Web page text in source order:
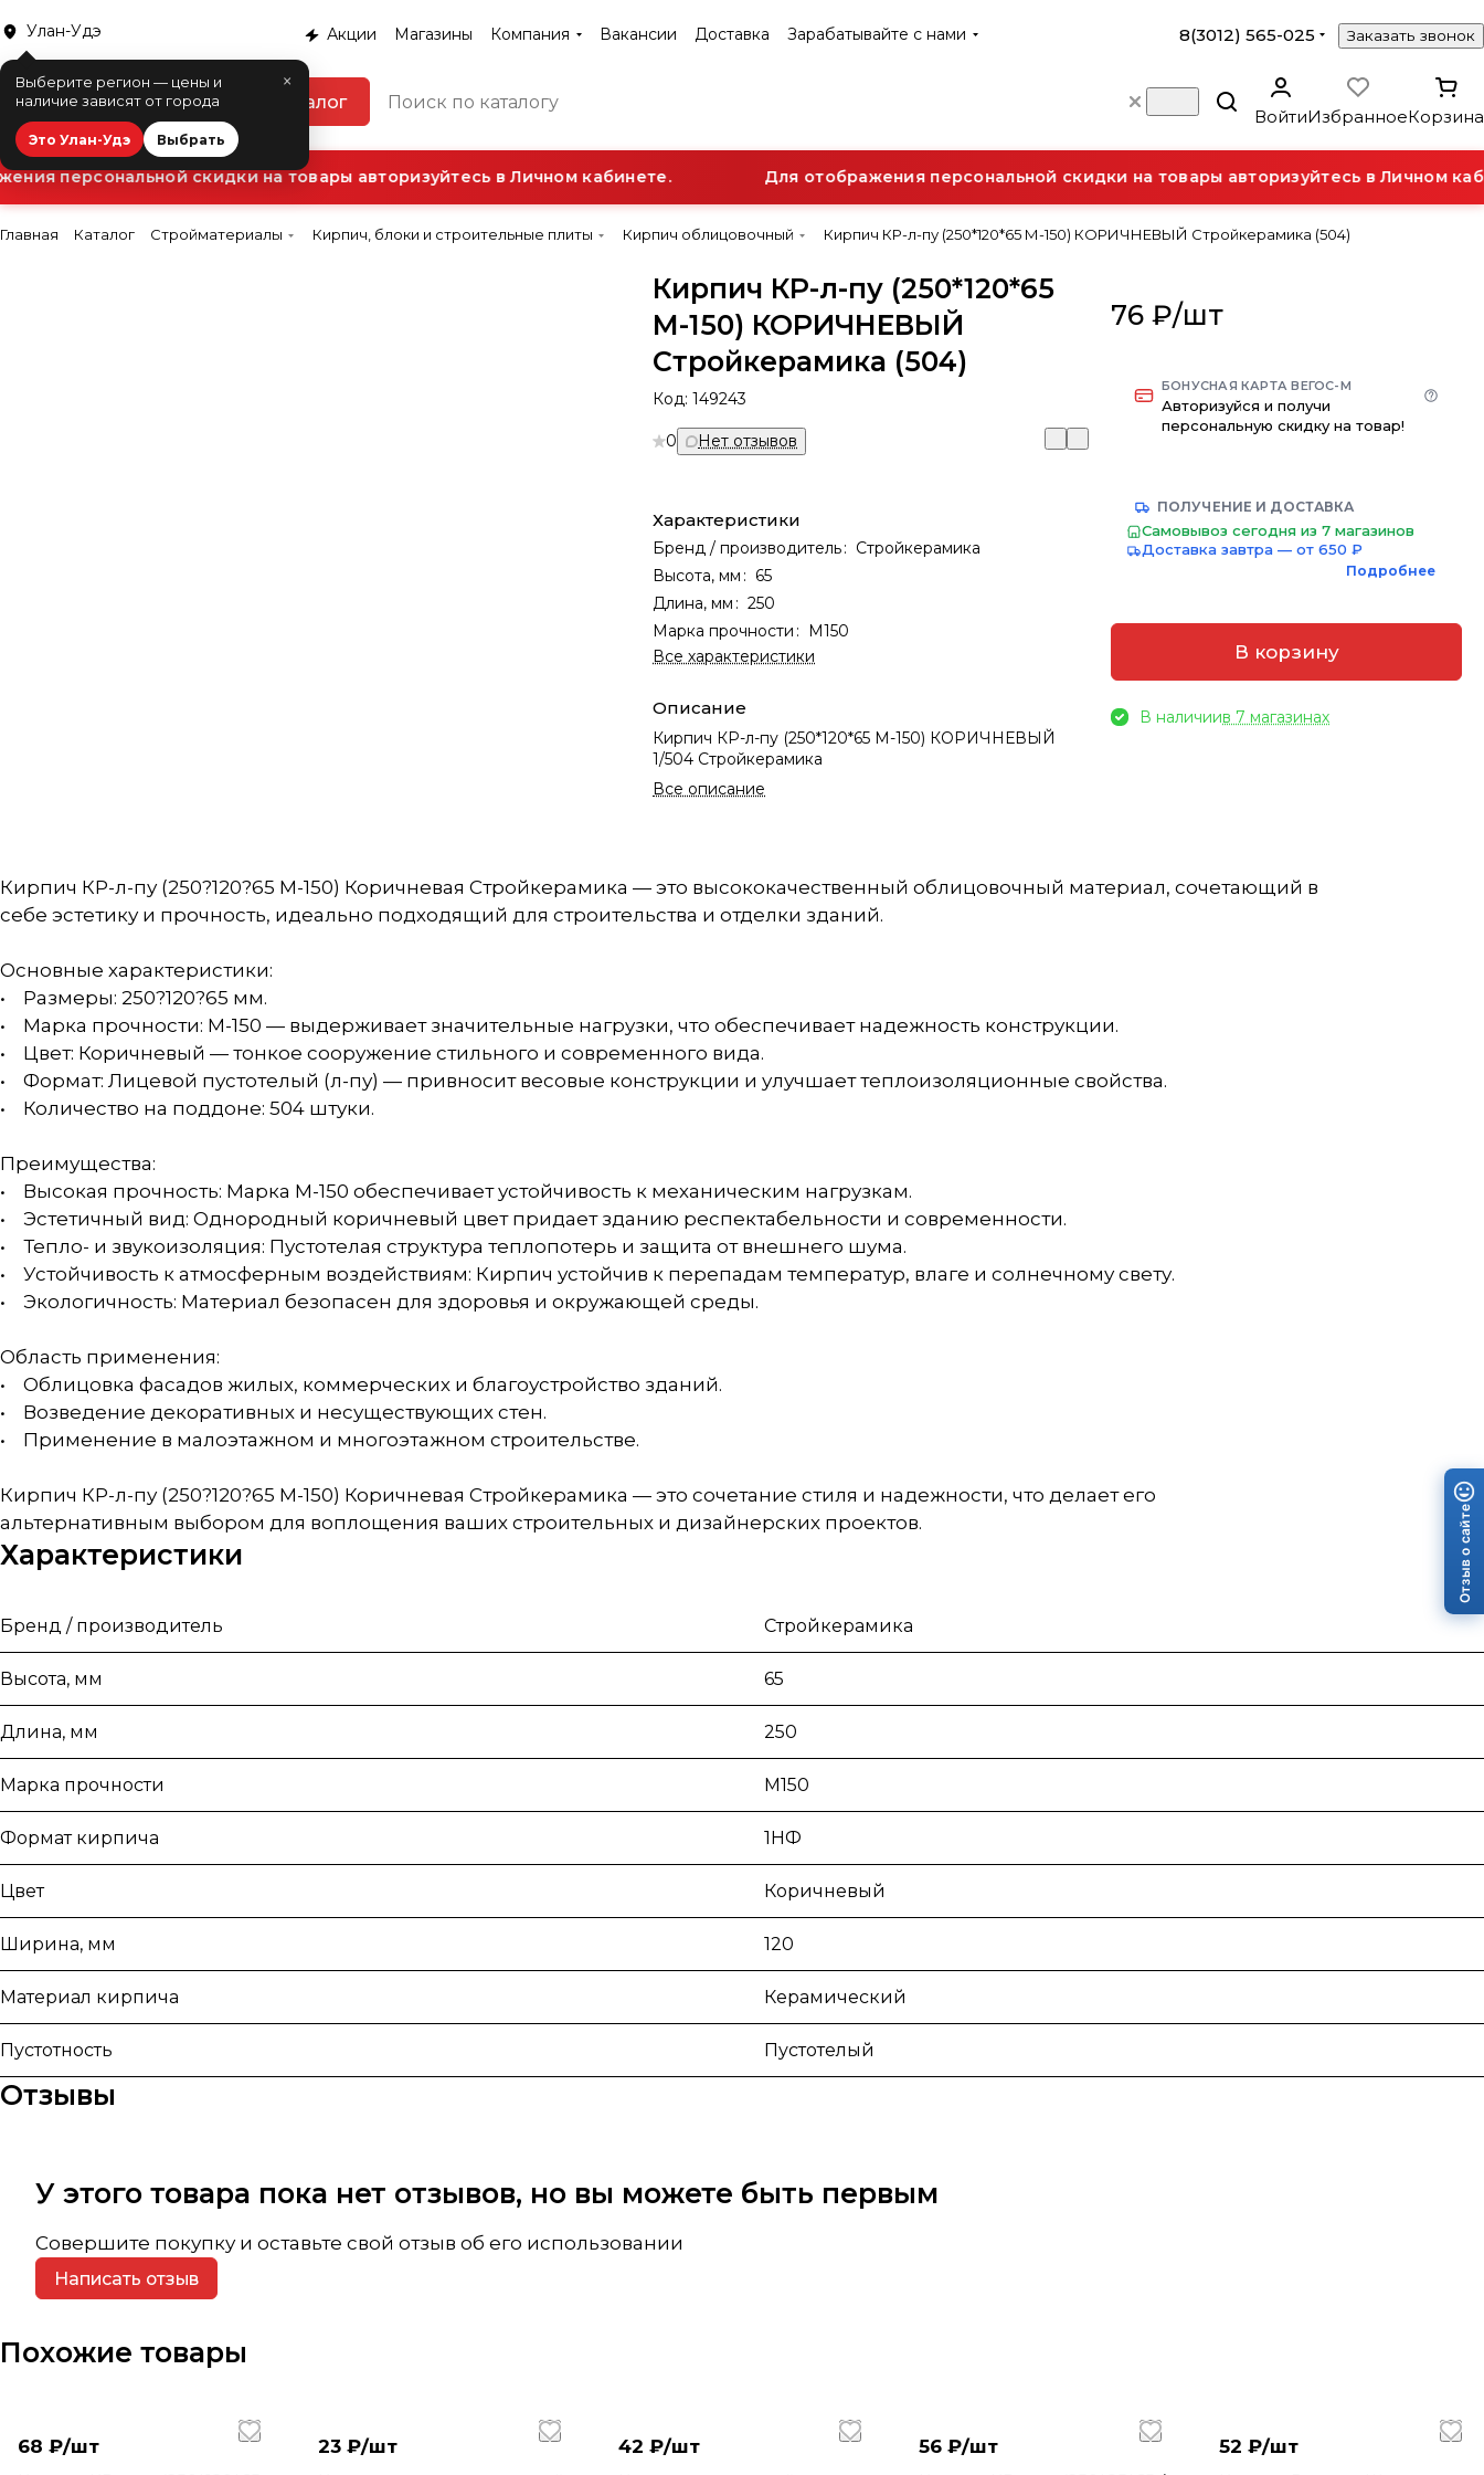
Улан-Удэ
×
Выберите регион — цены и
наличие зависят от города
Это Улан-Удэ Выбрать
Акции Магазины Компания Вакансии Доставка Зарабатывайте с нами 8(3012) 565-025 Заказать звонок
Каталог
ВойтиИзбранноеКорзина
персональной скидки на товары авторизуйтесь в Личном кабинете. Для отображения персональной скидки на товары авторизуйтесь в Личном
Главная Каталог Стройматериалы Кирпич, блоки и строительные плиты Кирпич облицовочный Кирпич КР-л-пу (250*120*65 М-150) КОРИЧНЕВЫЙ Стройкерамика (504)
Кирпич КР-л-пу (250*120*65
М-150) КОРИЧНЕВЫЙ
Стройкерамика (504)
Код:149243
0 Нет отзывов
Характеристики
Бренд / производитель: Стройкерамика
Высота, мм : 65
Длина, мм : 250
Марка прочности : М150
Все характеристики
Описание
Кирпич КР-л-пу (250*120*65 М-150) КОРИЧНЕВЫЙ
1/504 Стройкерамика
Все описание
76 ₽/шт
БОНУСНАЯ КАРТА ВЕГОС-М
Авторизуйся и получи
персональную скидку на товар!
ПОЛУЧЕНИЕ И ДОСТАВКА
Самовывоз сегодня из 7 магазинов
Доставка завтра — от 650 ₽
Подробнее
В корзину
В наличиив 7 магазинах
Кирпич КР-л-пу (250?120?65 М-150) Коричневая Стройкерамика — это высококачественный облицовочный материал, сочетающий в
себе эстетику и прочность, идеально подходящий для строительства и отделки зданий.
Основные характеристики:
• Размеры: 250?120?65 мм.
• Марка прочности: М-150 — выдерживает значительные нагрузки, что обеспечивает надежность конструкции.
• Цвет: Коричневый — тонкое сооружение стильного и современного вида.
• Формат: Лицевой пустотелый (л-пу) — привносит весовые конструкции и улучшает теплоизоляционные свойства.
• Количество на поддоне: 504 штуки.
Преимущества:
• Высокая прочность: Марка М-150 обеспечивает устойчивость к механическим нагрузкам.
• Эстетичный вид: Однородный коричневый цвет придает зданию респектабельности и современности.
• Тепло- и звукоизоляция: Пустотелая структура теплопотерь и защита от внешнего шума.
• Устойчивость к атмосферным воздействиям: Кирпич устойчив к перепадам температур, влаге и солнечному свету.
• Экологичность: Материал безопасен для здоровья и окружающей среды.
Область применения:
• Облицовка фасадов жилых, коммерческих и благоустройство зданий.
• Возведение декоративных и несуществующих стен.
• Применение в малоэтажном и многоэтажном строительстве.
Кирпич КР-л-пу (250?120?65 М-150) Коричневая Стройкерамика — это сочетание стиля и надежности, что делает его
альтернативным выбором для воплощения ваших строительных и дизайнерских проектов.
Характеристики
Бренд / производитель Стройкерамика
Высота, мм 65
Длина, мм 250
Марка прочности М150
Формат кирпича 1НФ
Цвет Коричневый
Ширина, мм 120
Материал кирпича Керамический
Пустотность Пустотелый
Отзывы
У этого товара пока нет отзывов, но вы можете быть первым
Совершите покупку и оставьте свой отзыв об его использовании
Написать отзыв
Похожие товары
68 ₽/шт 23 ₽/шт 42 ₽/шт 56 ₽/шт 52 ₽/шт
Отзыв о сайте